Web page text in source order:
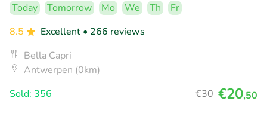
Today Tomorrow Mo We Th
Fr
8.5
Excellent • 266 reviews
Bella Capri
Antwerpen (0km)
Sold: 356
€30 €20,50